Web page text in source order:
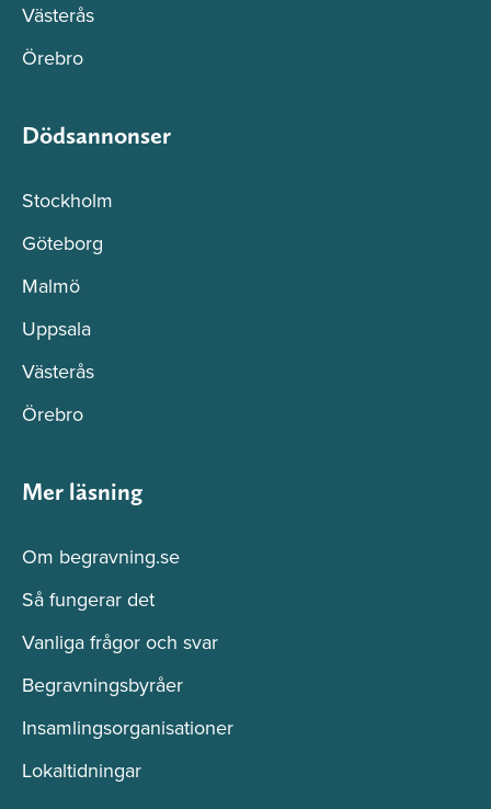
Västerås
Örebro
Dödsannonser
Stockholm
Göteborg
Malmö
Uppsala
Västerås
Örebro
Mer läsning
Om begravning.se
Så fungerar det
Vanliga frågor och svar
Begravningsbyråer
Insamlingsorganisationer
Lokaltidningar